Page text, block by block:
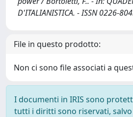
D'ITALIANISTICA. - ISSN 0226-
File in questo prodotto:
Non ci sono file associati a
I documenti in IRIS sono
tutti i diritti sono riservati, salvo